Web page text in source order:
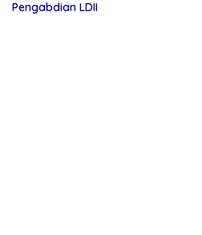
Pengabdian LDII